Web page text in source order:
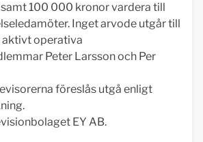
100 000 kronor vardera till
Inget arvode utgår till
aktivt operativa
Peter Larsson och Per
föreslås utgå enligt
EY AB.